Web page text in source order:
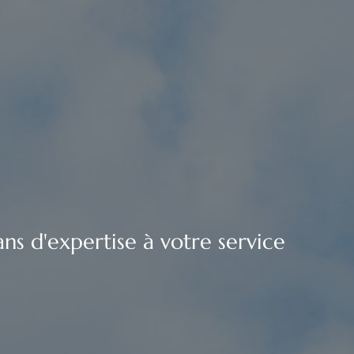
d'expertise à votre service